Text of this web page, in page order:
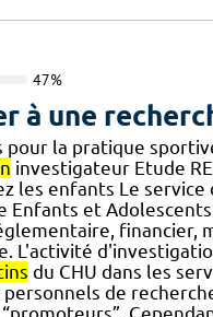
47%
à une
pour la pratique
investigateur Etude
les enfants Le service
Enfants et
financier,
L'activité
du CHU dans les
de